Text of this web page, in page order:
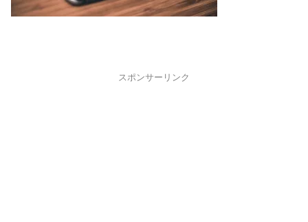
スポンサーリンク